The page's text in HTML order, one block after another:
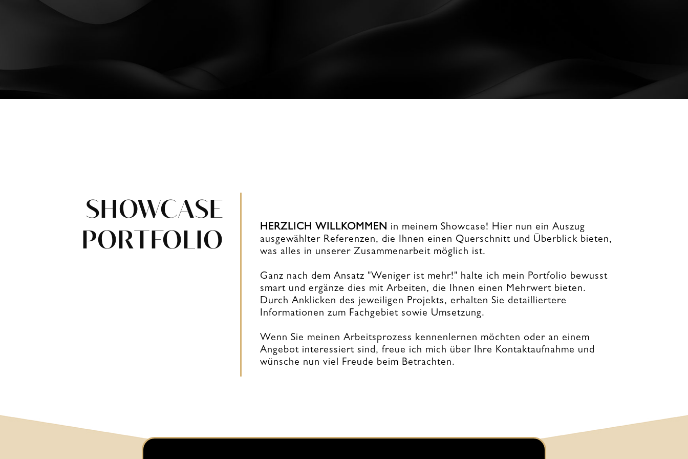
SHOWCASE
PORTFOLIO
HERZLICH WILLKOMMEN in meinem Showcase! Hier nun ein Auszug
ausgewählter Referenzen, die Ihnen einen Querschnitt und Überblick bieten,
was alles in unserer Zusammenarbeit möglich ist.
Ganz nach dem Ansatz "Weniger ist mehr!" halte ich mein Portfolio bewusst
smart und ergänze dies mit Arbeiten, die Ihnen einen Mehrwert bieten.
Durch Anklicken des jeweiligen Projekts, erhalten Sie detailliertere
Informationen zum Fachgebiet sowie Umsetzung.
Wenn Sie meinen Arbeitsprozess kennenlernen möchten oder an einem
Angebot interessiert sind, freue ich mich über Ihre Kontaktaufnahme und
wünsche nun viel Freude beim Betrachten.